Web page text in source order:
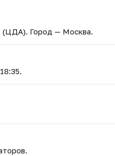
(ЦДА). Город — Москва.